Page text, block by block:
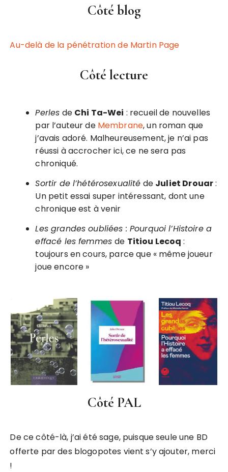
Côté blog
Au-delà de la pénétration de Martin Page
Côté lecture
Perles de Chi Ta-Wei : recueil de nouvelles
par l’auteur de Membrane, un roman que
j’avais adoré. Malheureusement, je n’ai pas
réussi à accrocher ici, ce ne sera pas
chroniqué.
Sortir de l’hétérosexualité de Juliet Drouar:
Un petit essai super intéressant, dont une
chronique est à venir
Les grandes oubliées : Pourquoi l’Histoire a
effacé les femmesde Titiou Lecoq :
toujours en cours, parce que « même joueur
joue encore »
Côté PAL
De ce côté-là, j’ai été sage, puisque seule une BD
offerte par des blogopotes vient s’y ajouter, merci
!